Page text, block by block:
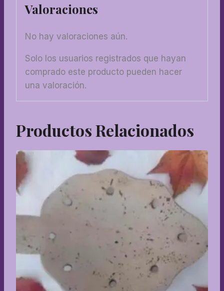
Valoraciones
No hay valoraciones aún.
Solo los usuarios registrados que hayan
comprado este producto pueden hacer
una valoración.
Productos Relacionados